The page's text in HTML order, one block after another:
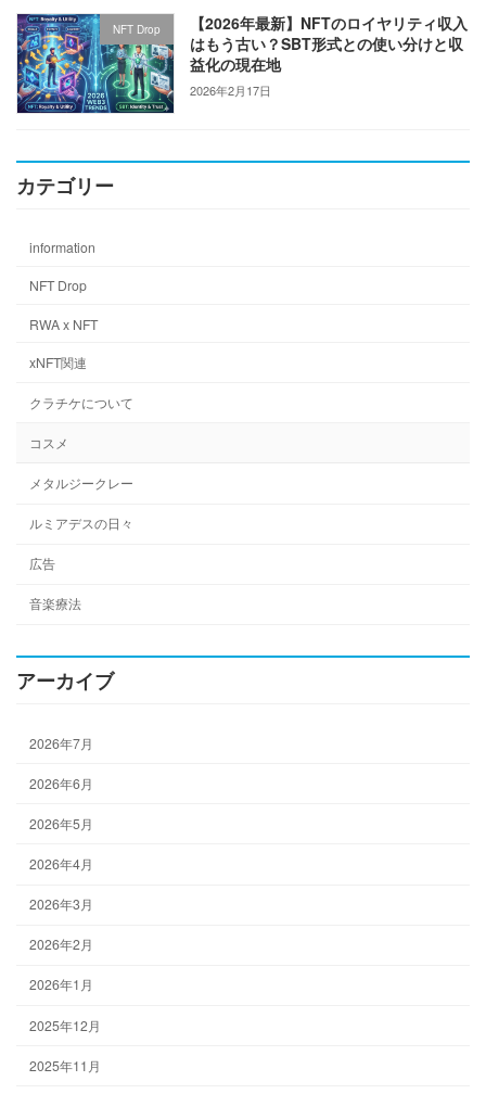
NFT Drop
【2026年最新】NFTのロイヤリティ収入
はもう古い？SBT形式との使い分けと収
益化の現在地
2026年2月17日
カテゴリー
information
NFT Drop
RWA x NFT
xNFT関連
クラチケについて
コスメ
メタルジークレー
ルミアデスの日々
広告
音楽療法
アーカイブ
2026年7月
2026年6月
2026年5月
2026年4月
2026年3月
2026年2月
2026年1月
2025年12月
2025年11月